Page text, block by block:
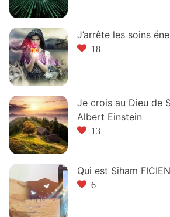
J’arrête les soins
18
Je crois au Dieu de
Albert Einstein
13
Qui est Siham
6